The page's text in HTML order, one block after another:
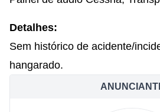
Detalhes:
Sem histórico de acidente/
hangarado.